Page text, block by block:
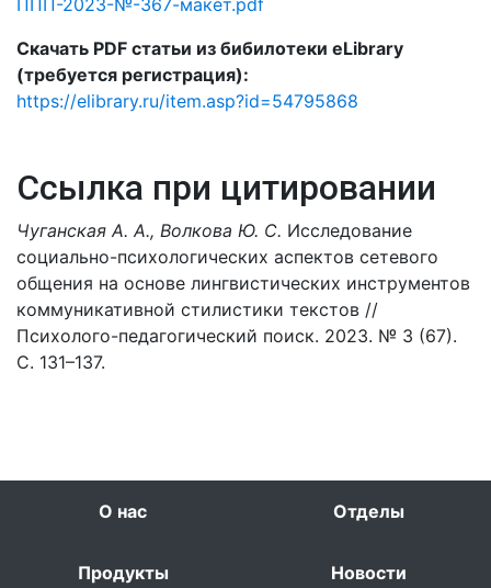
ППП-2023-№-367-макет.pdf
Скачать PDF статьи из бибилотеки eLibrary
(требуется регистрация):
https://elibrary.ru/item.asp?id=54795868
Ссылка при цитировании
Чуганская А. А., Волкова Ю. С. Исследование
социально-психологических аспектов сетевого
общения на основе лингвистических инструментов
коммуникативной стилистики текстов //
Психолого-педагогический поиск. 2023. № 3 (67).
С. 131–137.
О нас Отделы
Продукты Новости